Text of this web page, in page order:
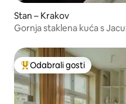
Stan – Krakov
Gornja staklena kuća s
Među najviše rangiranima
Odabrali gosti